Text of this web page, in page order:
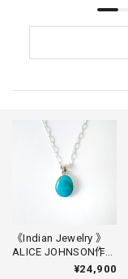
《Indian Jewelry 》
ALICE JOHNSON作
キングマン ターコイ
¥24,900